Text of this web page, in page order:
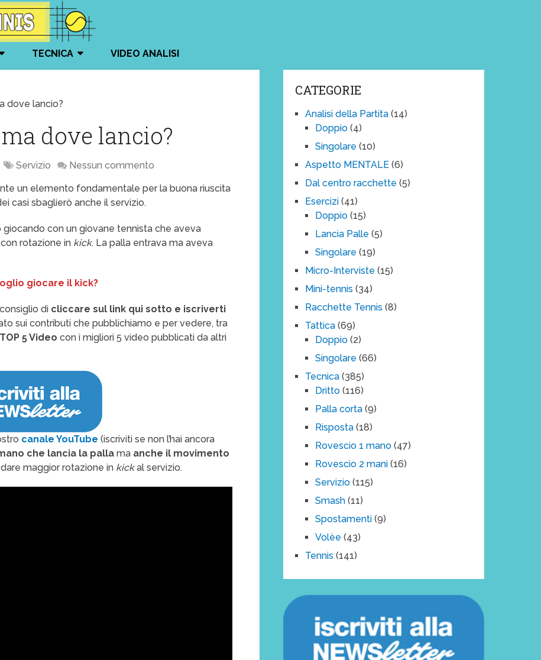
TECNICA VIDEO ANALISI
dove lancio?
dove lancio?
Servizio Nessun commento
un elemento fondamentale per la buona riuscita
casi sbaglierò anche il servizio.
giocando con un giovane tennista che aveva
rotazione in kick. La palla entrava ma aveva
giocare il kick?
di cliccare sul link qui sotto e iscriverti
sui contributi che pubblichiamo e per vedere, tra
5 Video con i migliori 5 video pubblicati da altri
canale YouTube (iscriviti se non l’hai ancora
che lancia la pallama anche il movimento
maggior rotazione in kickal servizio.
CATEGORIE
Analisi della Partita (14)
Doppio (4)
Singolare (10)
Aspetto MENTALE (6)
Dal centro racchette (5)
Esercizi (41)
Doppio (15)
Lancia Palle (5)
Singolare (19)
Micro-Interviste (15)
Mini-tennis (34)
Racchette Tennis (8)
Tattica (69)
Doppio (2)
Singolare (66)
Tecnica (385)
Dritto (116)
Palla corta (9)
Risposta (18)
Rovescio 1 mano (47)
Rovescio 2 mani (16)
Servizio (115)
Smash (11)
Spostamenti (9)
Volèe (43)
Tennis (141)